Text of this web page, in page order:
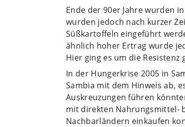
Ende der 90er Jahre wurden
wurden jedoch nach kurzer
Süßkartoffeln eingeführt
ähnlich hoher Ertrag wurde
Hier ging es um die Resistenz
In der Hungerkrise 2005 in
Sambia mit dem Hinweis ab,
Auskreuzungen führen
mit direkten Nahrungsmittel-
Nachbarländern einkaufen